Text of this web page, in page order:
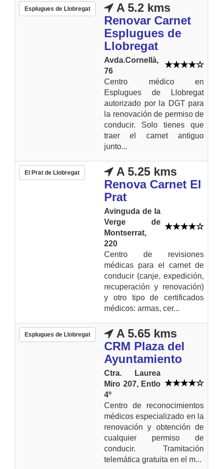
Esplugues de Llobregat
A 5.2 kms
Renovar Carnet
Esplugues de
Llobregat
Avda.Cornellà,
76
Centro médico en
Esplugues de Llobregat
autorizado por la DGT para
la renovación de permiso de
conducir. Solo tienes que
traer el carnet antiguo
junto...
El Prat de Llobregat
A 5.25 kms
Renova Carnet El
Prat
Avinguda de la
Verge de
Montserrat,
220
Centro de revisiones
médicas para el carnet de
conducir (canje, expedición,
recuperación y renovación)
y otro tipo de certificados
médicos: armas, cer...
Esplugues de Llobregat
A 5.65 kms
CRM Plaza del
Ayuntamiento
Ctra. Laurea
Miro 207, Entlo
4º
Centro de reconocimientos
médicos especializado en la
renovación y obtención de
cualquier permiso de
conducir. Tramitación
telemática gratuita en el m...